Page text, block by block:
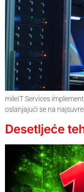
mileIT Services
oslanjajući se na
Desetljeće